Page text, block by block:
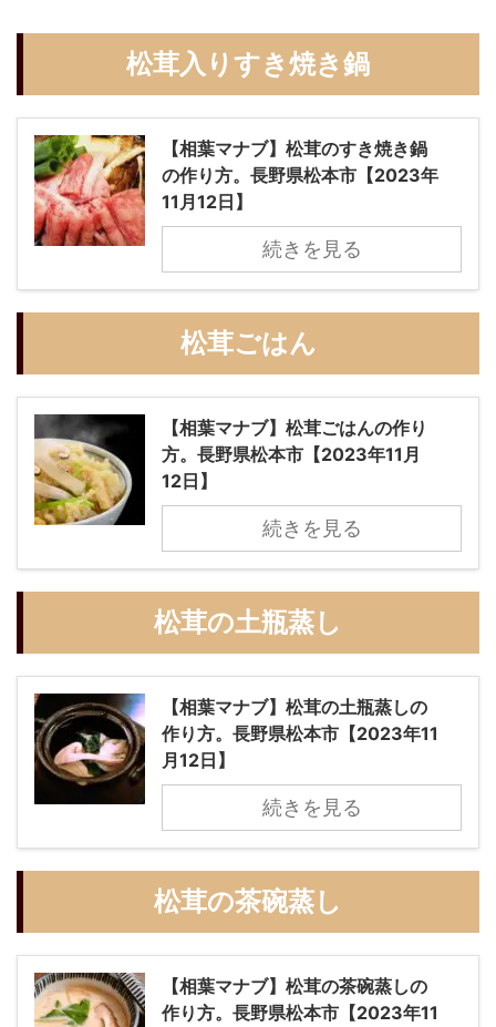
松茸入りすき焼き鍋
【相葉マナブ】松茸のすき焼き鍋
の作り方。長野県松本市【2023年
11月12日】
続きを見る
松茸ごはん
【相葉マナブ】松茸ごはんの作り
方。長野県松本市【2023年11月
12日】
続きを見る
松茸の土瓶蒸し
【相葉マナブ】松茸の土瓶蒸しの
作り方。長野県松本市【2023年11
月12日】
続きを見る
松茸の茶碗蒸し
【相葉マナブ】松茸の茶碗蒸しの
作り方。長野県松本市【2023年11